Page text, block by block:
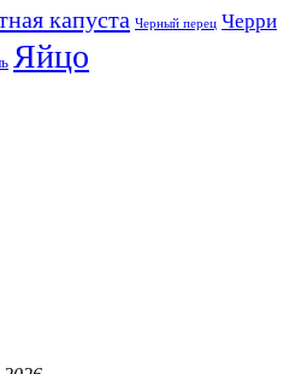
капуста Черный перец Черри
Яйцо